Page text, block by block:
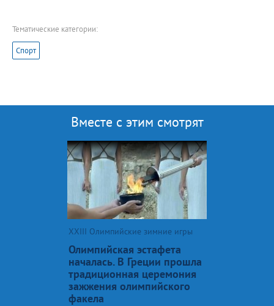
Тематические категории:
Спорт
Вместе с этим смотрят
XXIII Олимпийские зимние игры
Олимпийская эстафета
началась. В Греции прошла
традиционная церемония
зажжения олимпийского
факела